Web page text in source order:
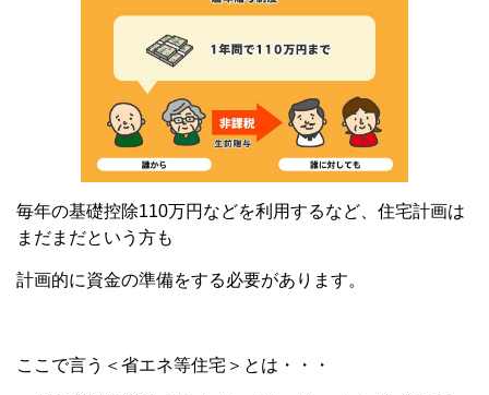
毎年の基礎控除110万円などを利用するなど、住宅計画は
まだまだという方も
計画的に資金の準備をする必要があります。
ここで言う＜省エネ等住宅＞とは・・・